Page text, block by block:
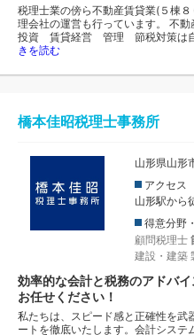
税理士業の傍ら不動産賃貸業(５棟
理会社の運営も行っています。 不
投資 賃貸経営 管理 節税対策は自
きを読む
橋本佳昭税理士事務所
山形県山形
アクセス
山形駅から
得意分野
顧問税理士
建設・建築
効率的な会計と税務のアドバ
お任せください！
私たちは、スピード感と正確性を武
ートを徹底いたします。会計システ